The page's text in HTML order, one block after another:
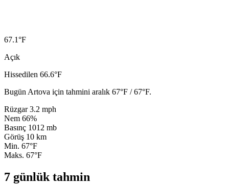
67.1°F
Açık
Hissedilen 66.6°F
Bugün Artova için tahmini aralık 67°F / 67°F.
Rüzgar 3.2 mph
Nem 66%
Basınç 1012 mb
Görüş 10 km
Min. 67°F
Maks. 67°F
7 günlük tahmin